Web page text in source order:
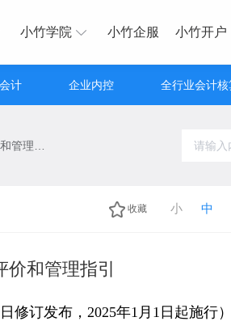
小竹学院 小竹企服 小竹开户
计 企业内控 全行业会计核
收藏 小 中
和管理指引
修订发布，2025年1月1日起施行）